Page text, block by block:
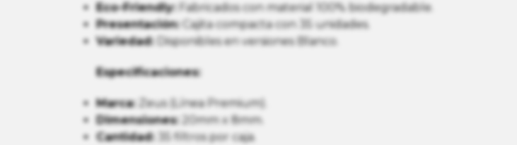
Eco-Friendly: Fabricados con material 100% biodegradable.
Presentación:Cajita compacta con 35 unidades.
Variedad: Disponibles en versiones Blanco.
Especificaciones:
Marca:Zeus (Línea Premium).
Dimensiones:20mm x 8mm.
Cantidad: 35 filtros por caja.